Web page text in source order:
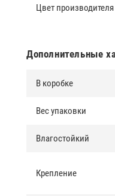
Цвет производителя
Дополнительные
В коробке
Вес упаковки
Влагостойкий
Крепление